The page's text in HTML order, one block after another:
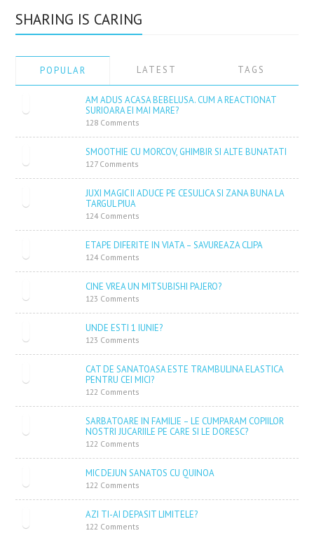
SHARING IS CARING
POPULAR LATEST TAGS
AM ADUS ACASA BEBELUSA. CUM A REACTIONAT
SURIOARA EI MAI MARE?
128 Comments
SMOOTHIE CU MORCOV, GHIMBIR SI ALTE BUNATATI
127 Comments
JUXI MAGIC II ADUCE PE CESULICA SI ZANA BUNA LA
TARGUL PIUA
124 Comments
ETAPE DIFERITE IN VIATA – SAVUREAZA CLIPA
124 Comments
CINE VREA UN MITSUBISHI PAJERO?
123 Comments
UNDE ESTI 1 IUNIE?
123 Comments
CAT DE SANATOASA ESTE TRAMBULINA ELASTICA
PENTRU CEI MICI?
122 Comments
SARBATOARE IN FAMILIE – LE CUMPARAM COPIILOR
NOSTRI JUCARIILE PE CARE SI LE DORESC?
122 Comments
MIC DEJUN SANATOS CU QUINOA
122 Comments
AZI TI-AI DEPASIT LIMITELE?
122 Comments